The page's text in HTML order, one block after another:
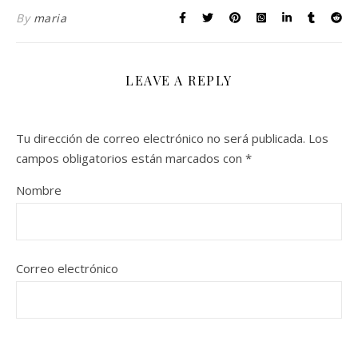
By maria
LEAVE A REPLY
Tu dirección de correo electrónico no será publicada. Los
campos obligatorios están marcados con *
Nombre
Correo electrónico